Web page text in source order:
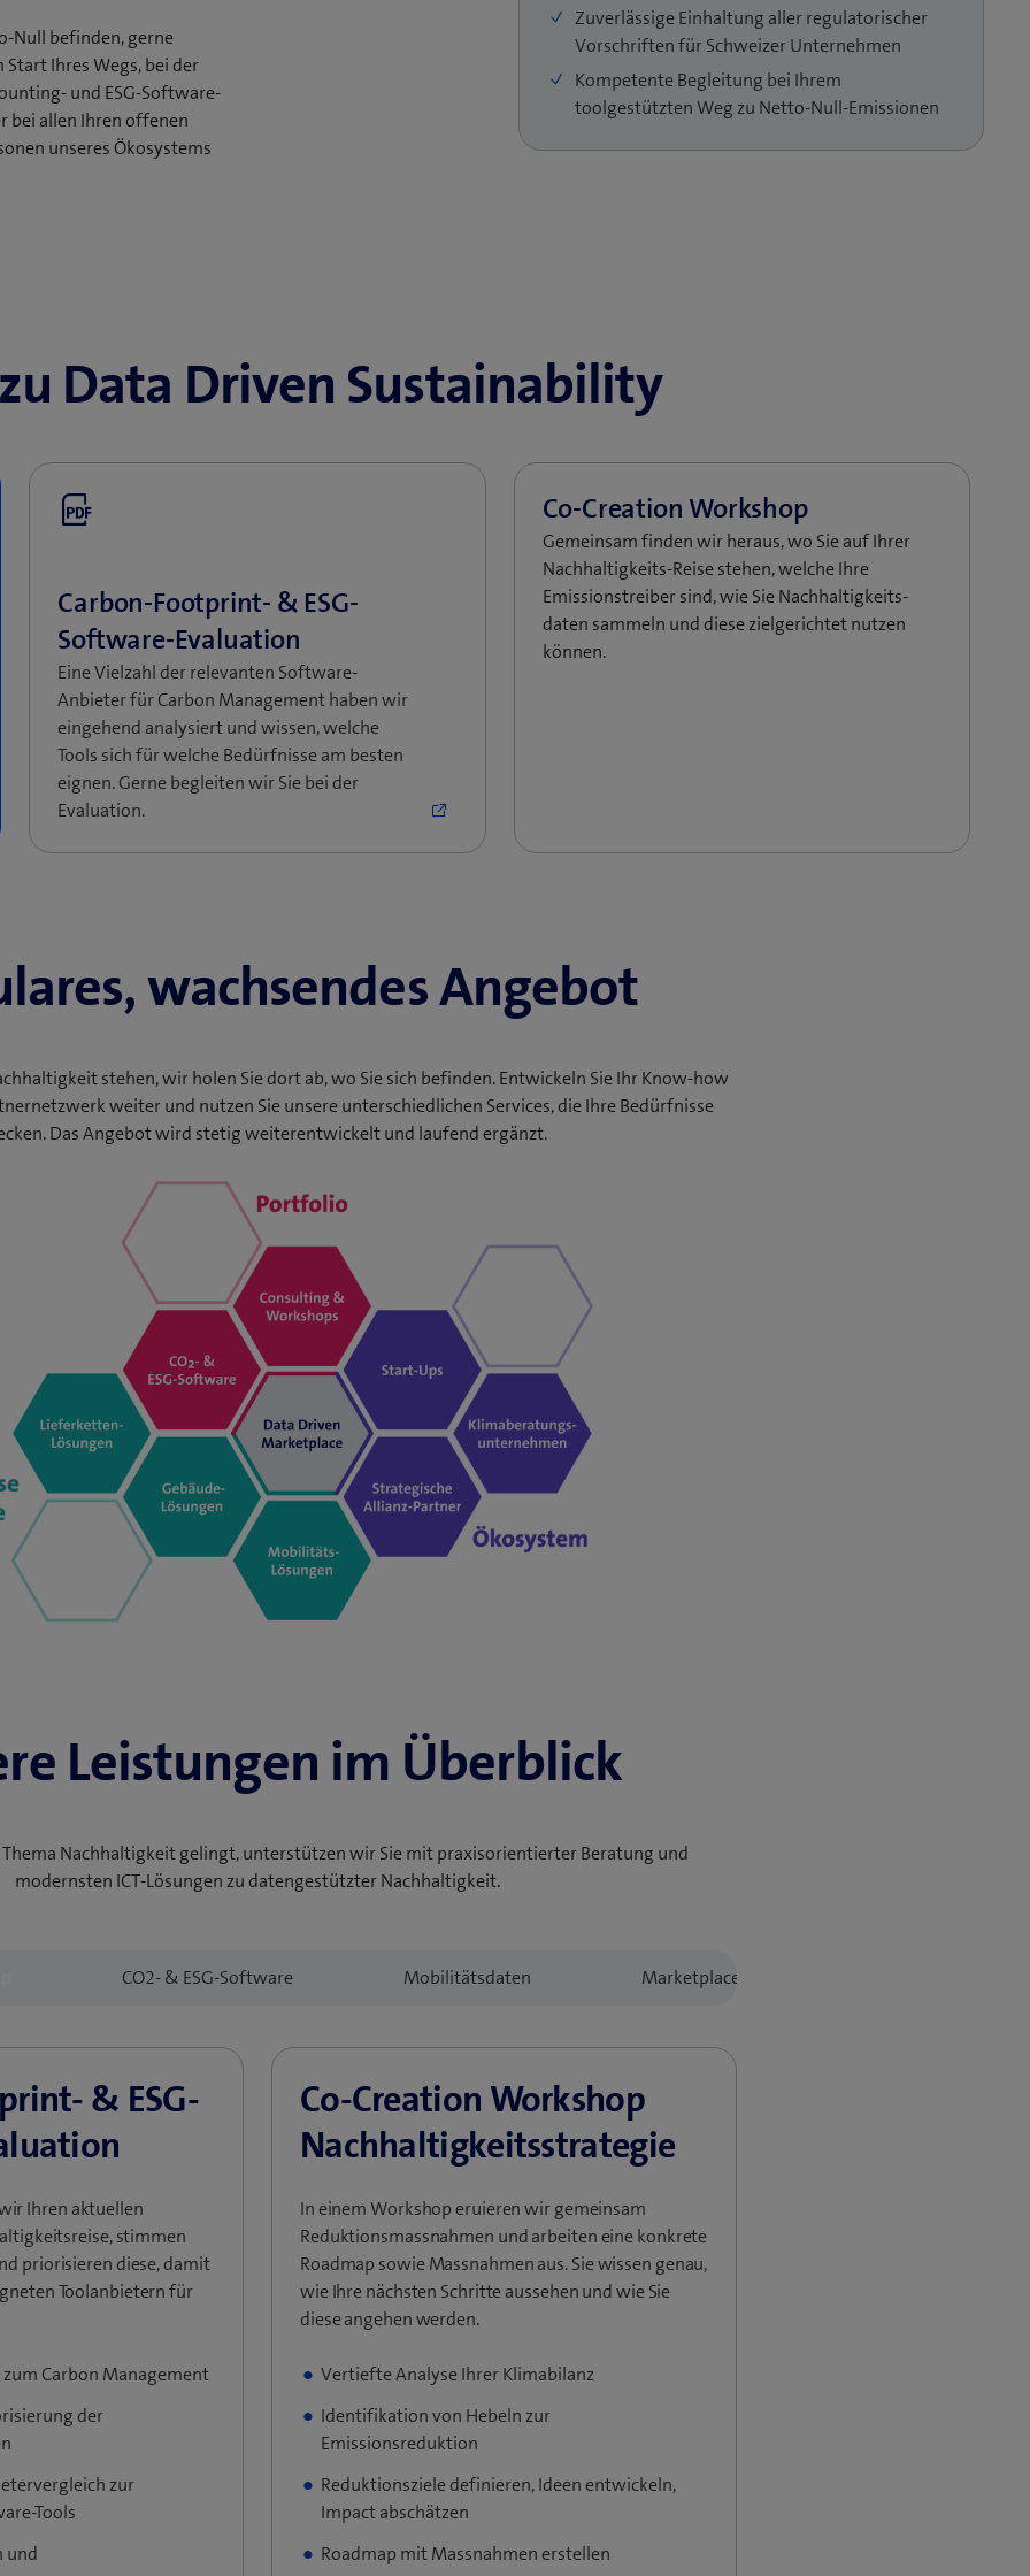
Null befinden, gerne
Ihres Wegs, bei der
und ESG-Software-
bei allen Ihren offenen
unseres Ökosystems
Sie Stellhebel, um Ihre
einen
den
Zuverlässige Einhaltung aller regulatorischer
Vorschriften für Schweizer Unternehmen
Kompetente Begleitung bei Ihrem
toolgestützten Weg zu Netto-Null-Emissionen
Data Driven Sustainability
Gemeinsam finden wir heraus, wo Sie auf Ihrer
Nachhaltigkeits-Reise stehen, welche Ihre
Emissionstreiber sind, wie Sie Nach­haltig­keits­
daten sammeln und diese zielgerichtet nutzen
können.
wachsendes Angebot
stehen, wir holen Sie dort ab, wo Sie sich befinden. Entwickeln Sie Ihr Know-how
weiter und nutzen Sie unsere unterschiedlichen Services, die Ihre Bedürfnisse
Das Angebot wird stetig weiterentwickelt und laufend ergänzt.
Leistungen im Überblick
Nachhaltigkeit gelingt, unterstützen wir Sie mit praxisorientierter Beratung und
modernsten ICT-Lösungen zu datengestützter Nachhaltigkeit.
& ESG-
Ihren aktuellen
stimmen
priorisieren diese, damit
Toolanbietern für
Carbon Management
der
zur
Tools
und
Co-Creation Workshop
Nachhaltigkeitsstrategie
In einem Workshop eruieren wir gemeinsam
Reduktionsmassnahmen und arbeiten eine konkrete
Roadmap sowie Massnahmen aus. Sie wissen genau,
wie Ihre nächsten Schritte aussehen und wie Sie
diese angehen werden.
Vertiefte Analyse Ihrer Klimabilanz
Identifikation von Hebeln zur
Emissionsreduktion
Reduktionsziele definieren, Ideen entwickeln,
Impact abschätzen
Roadmap mit Massnahmen erstellen